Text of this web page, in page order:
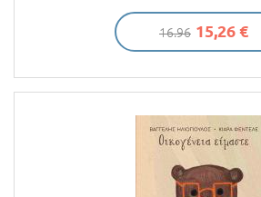
16.96 15,26 €